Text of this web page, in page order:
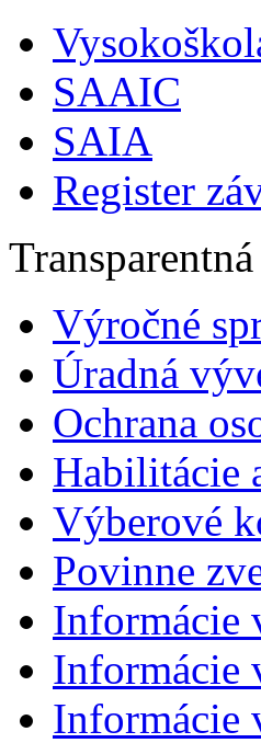
SAAIC
SAIA
Register
Výročné
Úradná
Ochrana
Habilitácie
Výberové
Povinne
Informácie
Informácie
Informácie